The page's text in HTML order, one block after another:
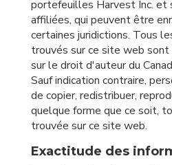
portefeuilles Harvest Inc.
affiliées, qui peuvent être
certaines juridictions. Tous
trouvés sur ce site web
sur le droit d'auteur du
Sauf indication contraire,
de copier, redistribuer,
quelque forme que ce soit,
trouvée sur ce site web.
Exactitude des